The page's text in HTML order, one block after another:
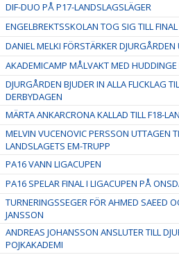
DIF-DUO PÅ P17-LANDSLAGSLÄGER
ENGELBREKTSSKOLAN TOG SIG TILL
DANIEL MELKI FÖRSTÄRKER
AKADEMICAMP MÅLVAKT MED
DJURGÅRDEN BJUDER IN ALLA FLICKLAG
DERBYDAGEN
MÄRTA ANKARCRONA KALLAD TILL F18-
MELVIN VUCENOVIC PERSSON UTTAGEN
LANDSLAGETS EM-TRUPP
PA16 VANN LIGACUPEN
PA16 SPELAR FINAL I LIGACUPEN PÅ
TURNERINGSSEGER FÖR AHMED SAEED
JANSSON
ANDREAS JOHANSSON ANSLUTER TILL
POJKAKADEMI